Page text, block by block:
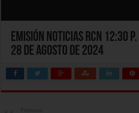
Emisión Noticias RCN 12:30
28 de agosto de 2024